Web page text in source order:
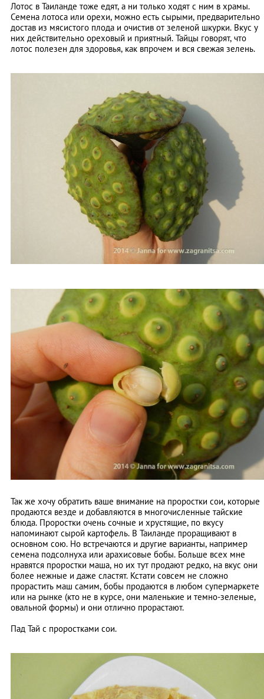
Лотос в Таиланде тоже едят, а ни только ходят с ним в храмы.
Семена лотоса или орехи, можно есть сырыми, предварительно
достав из мясистого плода и очистив от зеленой шкурки. Вкус у
них действительно ореховый и приятный. Тайцы говорят, что
лотос полезен для здоровья, как впрочем и вся свежая зелень.
Так же хочу обратить ваше внимание на проростки сои, которые
продаются везде и добавляются в многочисленные тайские
блюда. Проростки очень сочные и хрустящие, по вкусу
напоминают сырой картофель. В Таиланде проращивают в
основном сою. Но встречаются и другие варианты, например
семена подсолнуха или арахисовые бобы. Больше всех мне
нравятся проростки маша, но их тут продают редко, на вкус они
более нежные и даже сластят. Кстати совсем не сложно
прорастить маш самим, бобы продаются в любом супермаркете
или на рынке (кто не в курсе, они маленькие и темно-зеленые,
овальной формы) и они отлично прорастают.
Пад Тай с проростками сои.